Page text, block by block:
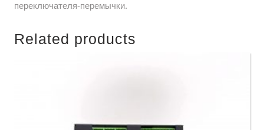
переключателя-перемычки.
Related products